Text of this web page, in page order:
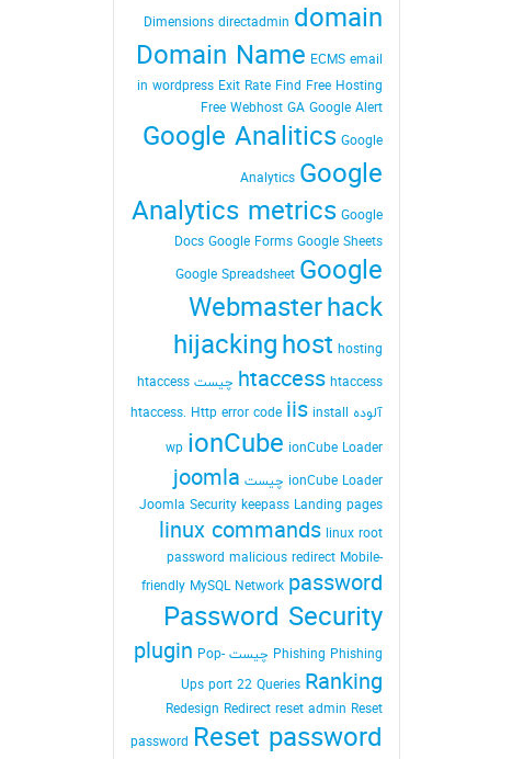
Dimensions directadmin domain
Domain Name ECMS email
in wordpress Exit Rate Find Free Hosting
Free Webhost GA Google Alert
Google Analitics Google
Analytics Google
Analytics metrics Google
Docs Google Forms Google Sheets
Google Spreadsheet Google
Webmasterhack
hijackinghost hosting
htaccess htaccess چیست
htaccess
آلوده
htaccess. Http error code iis install
wp ionCube ionCube Loader
ionCube Loader چیست
joomla
Joomla Security keepass Landing pages
linux commands linux root
password malicious redirect Mobile-
friendly MySQL Network password
Password Security
Phishing Phishing چیست plugin Pop-
Ups port 22 Queries Ranking
Redesign Redirect reset admin Reset
password Reset password